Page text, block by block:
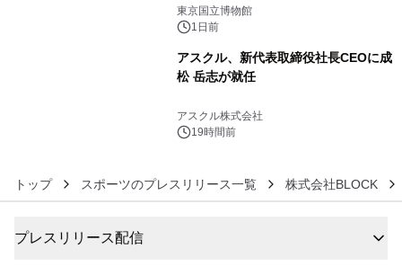
東京国立博物館
1日前
アスクル、新代表取締役社長CEOに成
松 岳志が就任
アスクル株式会社
19時間前
トップ スポーツのプレスリリース一覧 株式会社BLOCK
プレスリリース配信